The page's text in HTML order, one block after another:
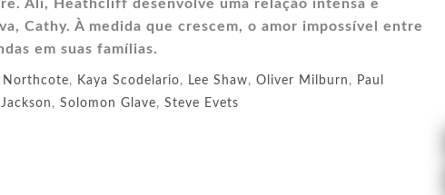
Ali, Heathcliff desenvolve uma relação intensa e
Cathy. À medida que crescem, o amor impossível entre
em suas famílias.
Northcote, Kaya Scodelario, Lee Shaw, Oliver Milburn , Paul
, Solomon Glave, Steve Evets